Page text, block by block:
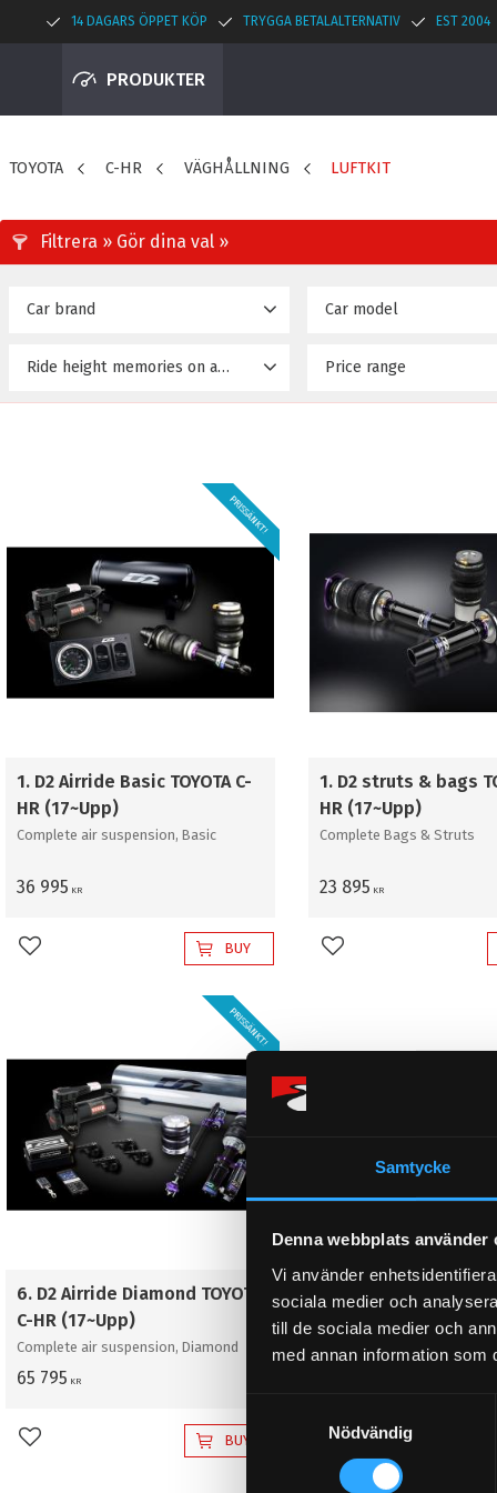
Samtycke
Denna webbplats använder
Vi använder
sociala medier och
till de sociala medier och
med annan information som
m
Nödvändig
14 DAGARS ÖPPET KÖP TRYGGA BETALALTERNATIV EST 2004
PRODUKTER
TOYOTA C-HR VÄGHÅLLNING LUFTKIT
Price range
Car brand Car model
Ride height memories on airride
1. D2 Airride Basic TOYOTA C-
HR (17~Upp)
Complete air suspension, Basic
36 995 KR
PRISSÄNKT!
Add to favorites BUY
1. D2 struts & bags
HR (17~Upp)
Complete Bags & Struts
23 895 KR
Add to favorites
6. D2 Airride Diamond TOYOTA
C-HR (17~Upp)
Complete air suspension, Diamond
65 795 KR
PRISSÄNKT!
Add to favorites BUY